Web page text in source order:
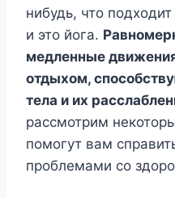
нибудь, что
и это йога.
медленные
отдыхом,
тела и их
рассмотрим
помогут вам
проблемами со